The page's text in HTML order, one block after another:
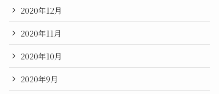
2020年12月
2020年11月
2020年10月
2020年9月